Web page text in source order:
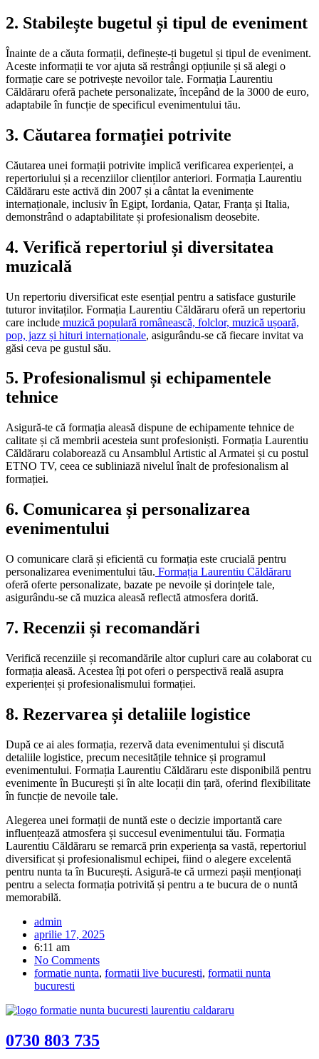
2. Stabilește bugetul și tipul de eveniment
Înainte de a căuta formații, definește-ți bugetul și tipul de eveniment.
Aceste informații te vor ajuta să restrângi opțiunile și să alegi o
formație care se potrivește nevoilor tale. Formația Laurentiu
Căldăraru oferă pachete personalizate, începând de la 3000 de euro,
adaptabile în funcție de specificul evenimentului tău.
3. Căutarea formației potrivite
Căutarea unei formații potrivite implică verificarea experienței, a
repertoriului și a recenziilor clienților anteriori. Formația Laurentiu
Căldăraru este activă din 2007 și a cântat la evenimente
internaționale, inclusiv în Egipt, Iordania, Qatar, Franța și Italia,
demonstrând o adaptabilitate și profesionalism deosebite.
4. Verifică repertoriul și diversitatea
muzicală
Un repertoriu diversificat este esențial pentru a satisface gusturile
tuturor invitaților. Formația Laurentiu Căldăraru oferă un repertoriu
care include muzică populară românească, folclor, muzică ușoară,
pop, jazz și hituri internaționale, asigurându-se că fiecare invitat va
găsi ceva pe gustul său.
5. Profesionalismul și echipamentele
tehnice
Asigură-te că formația aleasă dispune de echipamente tehnice de
calitate și că membrii acesteia sunt profesioniști. Formația Laurentiu
Căldăraru colaborează cu Ansamblul Artistic al Armatei și cu postul
ETNO TV, ceea ce subliniază nivelul înalt de profesionalism al
formației.
6. Comunicarea și personalizarea
evenimentului
O comunicare clară și eficientă cu formația este crucială pentru
personalizarea evenimentului tău. Formația Laurentiu Căldăraru
oferă oferte personalizate, bazate pe nevoile și dorințele tale,
asigurându-se că muzica aleasă reflectă atmosfera dorită.
7. Recenzii și recomandări
Verifică recenziile și recomandările altor cupluri care au colaborat cu
formația aleasă. Acestea îți pot oferi o perspectivă reală asupra
experienței și profesionalismului formației.
8. Rezervarea și detaliile logistice
După ce ai ales formația, rezervă data evenimentului și discută
detaliile logistice, precum necesitățile tehnice și programul
evenimentului. Formația Laurentiu Căldăraru este disponibilă pentru
evenimente în București și în alte locații din țară, oferind flexibilitate
în funcție de nevoile tale.
Alegerea unei formații de nuntă este o decizie importantă care
influențează atmosfera și succesul evenimentului tău. Formația
Laurentiu Căldăraru se remarcă prin experiența sa vastă, repertoriul
diversificat și profesionalismul echipei, fiind o alegere excelentă
pentru nunta ta în București. Asigură-te că urmezi pașii menționați
pentru a selecta formația potrivită și pentru a te bucura de o nuntă
memorabilă.
admin
aprilie 17, 2025
6:11 am
No Comments
formatie nunta, formatii live bucuresti, formatii nunta
bucuresti
0730 803 735